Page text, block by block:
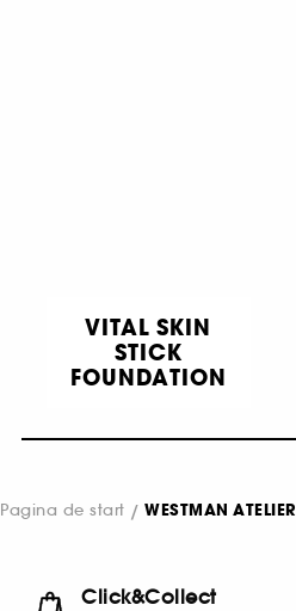
VITAL SKIN
STICK
FOUNDATION
Pagina de start WESTMAN ATELIER
Click&Collect